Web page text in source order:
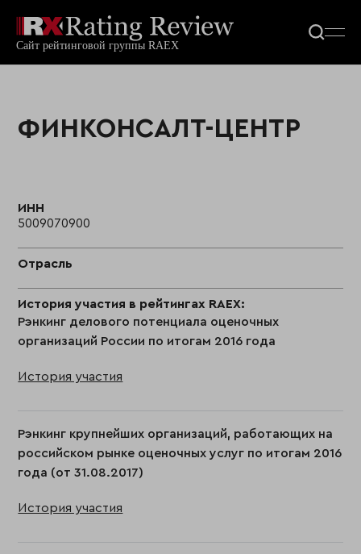
ФИНКОНСАЛТ-ЦЕНТР
ИНН
5009070900
Отрасль
История участия в рейтингах RAEX:
Рэнкинг делового потенциала оценочных
организаций России по итогам 2016 года
История участия
Рэнкинг крупнейших организаций, работающих на
российском рынке оценочных услуг по итогам 2016
года (от 31.08.2017)
История участия